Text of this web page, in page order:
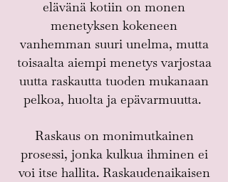
elävänä kotiin on monen
menetyksen kokeneen
vanhemman suuri unelma, mutta
toisaalta aiempi menetys varjostaa
uutta raskautta tuoden mukanaan
pelkoa, huolta ja epävarmuutta.
Raskaus on monimutkainen
prosessi, jonka kulkua ihminen ei
voi itse hallita. Raskaudenaikaisen